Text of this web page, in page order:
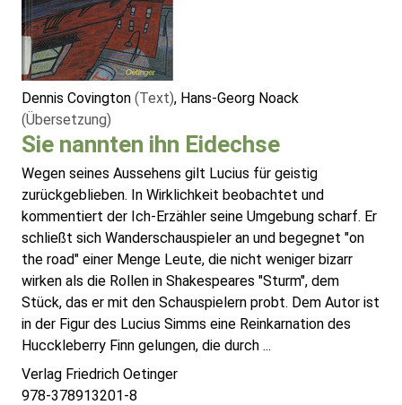
Dennis Covington (Text), Hans-Georg Noack
(Übersetzung)
Sie nannten ihn Eidechse
Wegen seines Aussehens gilt Lucius für geistig
zurückgeblieben. In Wirklichkeit beobachtet und
kommentiert der Ich-Erzähler seine Umgebung scharf. Er
schließt sich Wanderschauspieler an und begegnet "on
the road" einer Menge Leute, die nicht weniger bizarr
wirken als die Rollen in Shakespeares "Sturm", dem
Stück, das er mit den Schauspielern probt. Dem Autor ist
in der Figur des Lucius Simms eine Reinkarnation des
Hucckleberry Finn gelungen, die durch ...
Verlag Friedrich Oetinger
978-378913201-8